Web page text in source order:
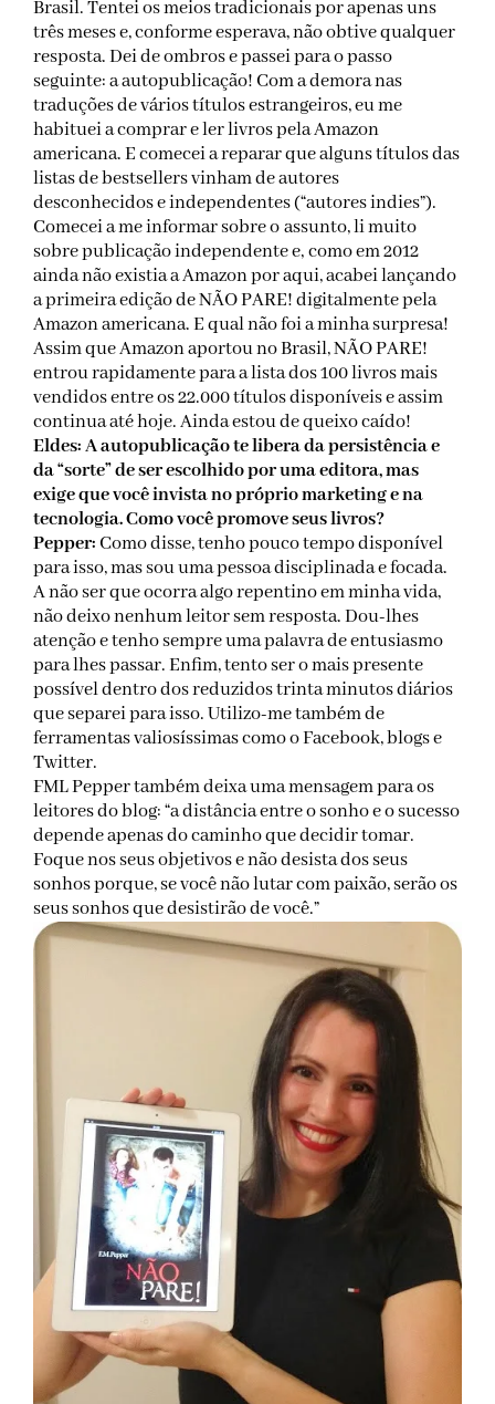
Brasil. Tentei os meios tradicionais por apenas uns
três meses e, conforme esperava, não obtive qualquer
resposta. Dei de ombros e passei para o passo
seguinte: a autopublicação! Com a demora nas
traduções de vários títulos estrangeiros, eu me
habituei a comprar e ler livros pela Amazon
americana. E comecei a reparar que alguns títulos das
listas de bestsellers vinham de autores
desconhecidos e independentes (“autores indies”).
Comecei a me informar sobre o assunto, li muito
sobre publicação independente e, como em 2012
ainda não existia a Amazon por aqui, acabei lançando
a primeira edição de NÃO PARE! digitalmente pela
Amazon americana. E qual não foi a minha surpresa!
Assim que Amazon aportou no Brasil, NÃO PARE!
entrou rapidamente para a lista dos 100 livros mais
vendidos entre os 22.000 títulos disponíveis e assim
continua até hoje. Ainda estou de queixo caído!
Eldes: A autopublicação te libera da persistência e
da “sorte” de ser escolhido por uma editora, mas
exige que você invista no próprio marketing e na
tecnologia. Como você promove seus livros?
Pepper:Como disse, tenho pouco tempo disponível
para isso, mas sou uma pessoa disciplinada e focada.
A não ser que ocorra algo repentino em minha vida,
não deixo nenhum leitor sem resposta. Dou-lhes
atenção e tenho sempre uma palavra de entusiasmo
para lhes passar. Enfim, tento ser o mais presente
possível dentro dos reduzidos trinta minutos diários
que separei para isso. Utilizo-me também de
ferramentas valiosíssimas como o Facebook, blogs e
Twitter.
FML Pepper também deixa uma mensagem para os
leitores do blog: “a distância entre o sonho e o sucesso
depende apenas do caminho que decidir tomar.
Foque nos seus objetivos e não desista dos seus
sonhos porque, se você não lutar com paixão, serão os
seus sonhos que desistirão de você.”